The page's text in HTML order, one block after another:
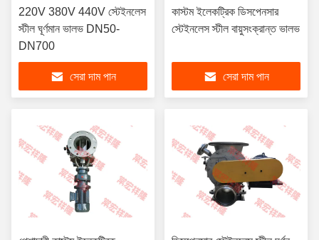
220V 380V 440V স্টেইনলেস
স্টীল ঘূর্ণমান ভালভ DN50-
DN700
সেরা দাম পান
কাস্টম ইলেকট্রিক ডিসপেনসার
স্টেইনলেস স্টীল বায়ুসংক্রান্ত ভালভ
সেরা দাম পান